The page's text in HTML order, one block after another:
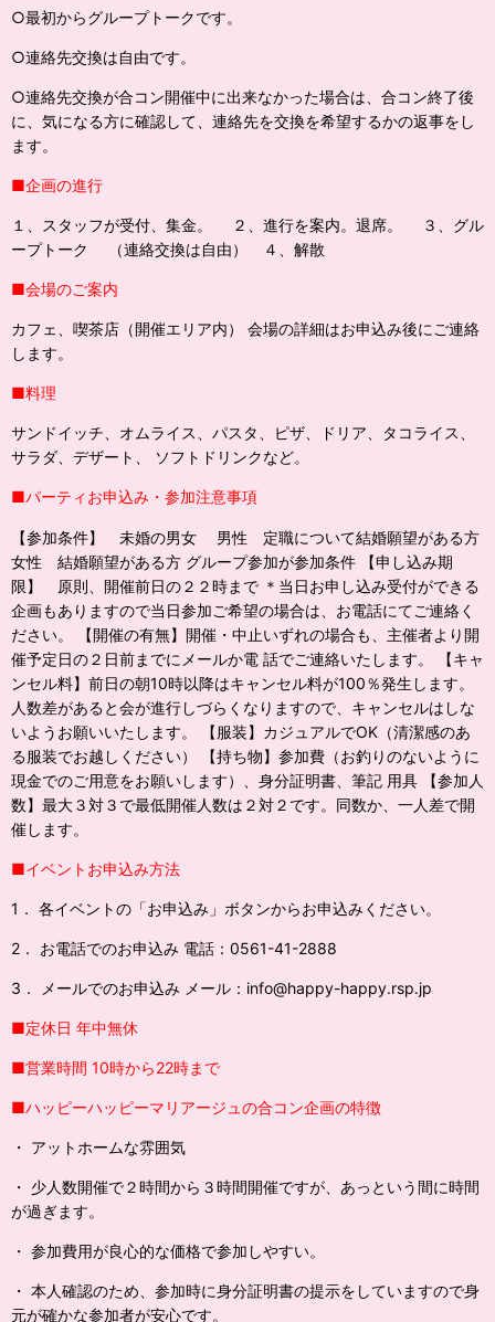
○最初からグループトークです。
○連絡先交換は自由です。
○連絡先交換が合コン開催中に出来なかった場合は、合コン終了後
に、気になる方に確認して、連絡先を交換を希望するかの返事をし
ます。
■企画の進行
１、スタッフが受付、集金。 ２、進行を案内。退席。 ３、グル
ープトーク （連絡交換は自由） ４、解散
■会場のご案内
カフェ、喫茶店（開催エリア内） 会場の詳細はお申込み後にご連絡
します。
■料理
サンドイッチ、オムライス、パスタ、ピザ、ドリア、タコライス、
サラダ、デザート、 ソフトドリンクなど。
■パーティお申込み・参加注意事項
【参加条件】 未婚の男女 男性 定職について結婚願望がある方
女性 結婚願望がある方 グループ参加が参加条件 【申し込み期
限】 原則、開催前日の２２時まで ＊当日お申し込み受付ができる
企画もありますので当日参加ご希望の場合は、お電話にてご連絡く
ださい。 【開催の有無】開催・中止いずれの場合も、主催者より開
催予定日の２日前までにメールか電 話でご連絡いたします。 【キャ
ンセル料】前日の朝10時以降はキャンセル料が100％発生します。
人数差があると会が進行しづらくなりますので、キャンセルはしな
いようお願いいたします。 【服装】カジュアルでOK（清潔感のあ
る服装でお越しください） 【持ち物】参加費（お釣りのないように
現金でのご用意をお願いします）、身分証明書、筆記 用具 【参加人
数】最大３対３で最低開催人数は２対２です。同数か、一人差で開
催します。
■イベントお申込み方法
1． 各イベントの「お申込み」ボタンからお申込みください。
2． お電話でのお申込み 電話：0561-41-2888
3． メールでのお申込み メール：info@happy-happy.rsp.jp
■定休日 年中無休
■営業時間 10時から22時まで
■ハッピーハッピーマリアージュの合コン企画の特徴
・ アットホームな雰囲気
・ 少人数開催で２時間から３時間開催ですが、あっという間に時間
が過ぎます。
・ 参加費用が良心的な価格で参加しやすい。
・ 本人確認のため、参加時に身分証明書の提示をしていますので身
元が確かな参加者が安心です。